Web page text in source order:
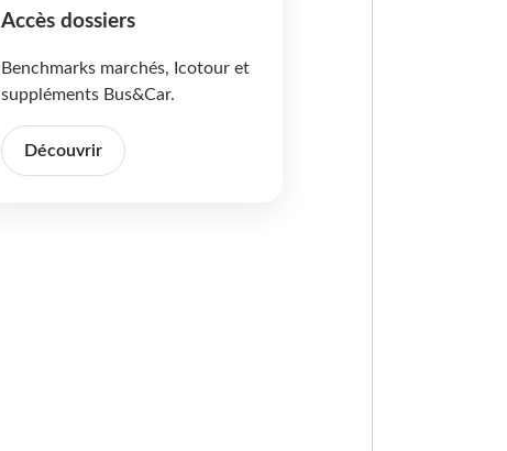
Accès dossiers
Benchmarks marchés, Icotour et
suppléments Bus&Car.
Découvrir